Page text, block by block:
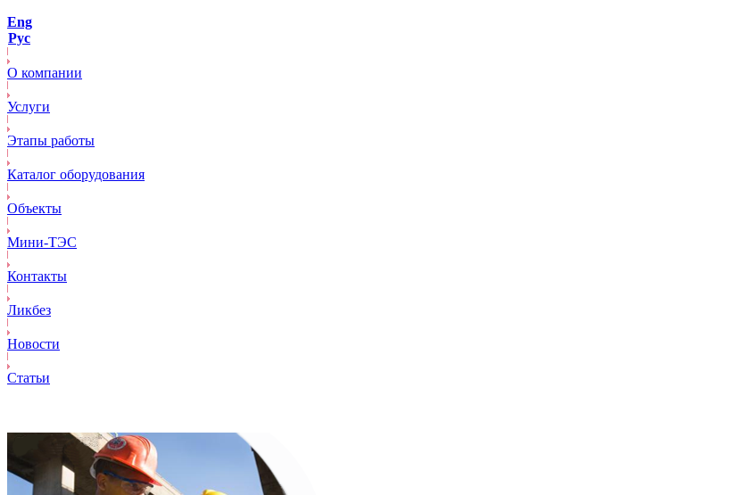
Eng
Рус
О компании
Услуги
Этапы работы
Каталог оборудования
Объекты
Mини-ТЭС
Контакты
Ликбез
Новости
Статьи